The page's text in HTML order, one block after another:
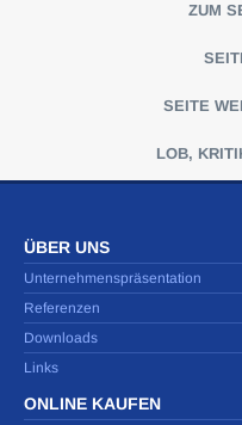
ZUM
SEITE
LOB,
ÜBER UNS
Unternehmenspräsentation
Referenzen
Downloads
Links
ONLINE KAUFEN